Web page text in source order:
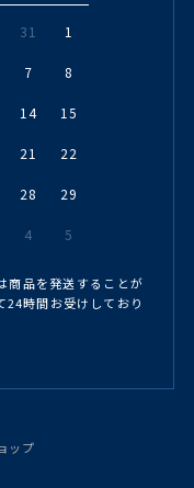
31 1
7 8
14 15
21 22
28 29
4 5
商品を発送することが
24時間お受けしており
ップ